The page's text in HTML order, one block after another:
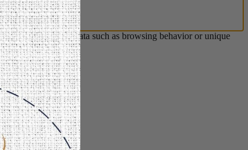
us to process data such as browsing behavior or unique